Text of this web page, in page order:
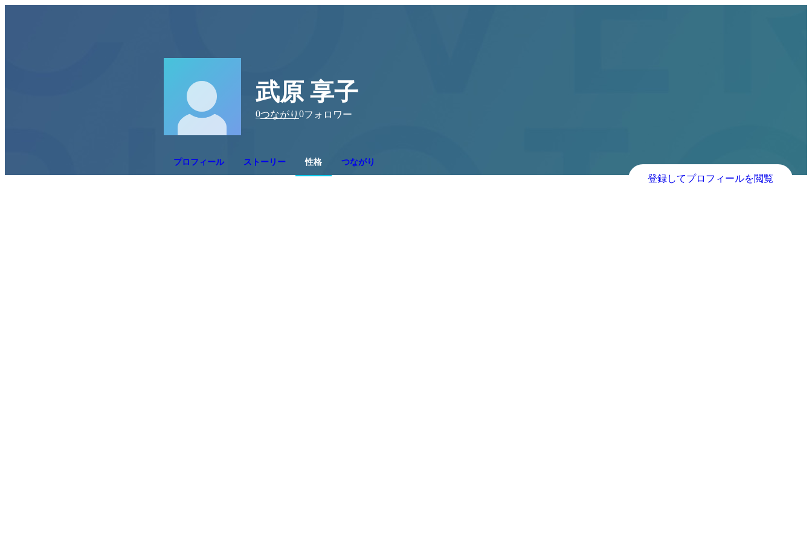
武原 享子
0つながり 0フォロワー
プロフィール ストーリー 性格 つながり
登録してプロフィールを閲覧